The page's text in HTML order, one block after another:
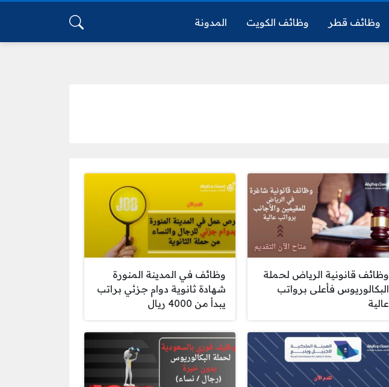
وظائف قطر وظائف الكويت المدونة
وظائف قانونية الرياض لحملة
البكالوريوس فأعلى برواتب
عالية
وظائف في المدينة المنورة
شهادة ثانوية دوام جزئي براتب
يبدأ من 4000 ريال